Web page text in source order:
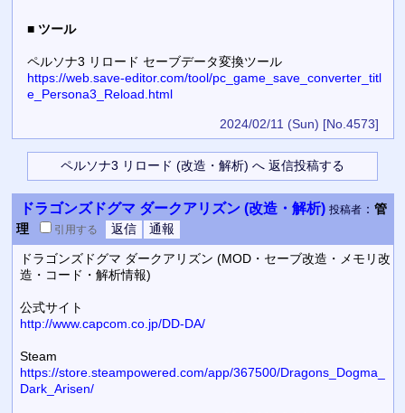
■ ツール
ペルソナ3 リロード セーブデータ変換ツール
https://web.save-editor.com/tool/pc_game_save_converter_titl
e_Persona3_Reload.html
2024/02/11 (Sun) [No.4573]
ドラゴンズドグマ ダークアリズン (改造・解析) 投稿者： 管
理
引用する
ドラゴンズドグマ ダークアリズン (MOD・セーブ改造・メモリ改
造・コード・解析情報)
公式サイト
http://www.capcom.co.jp/DD-DA/
Steam
https://store.steampowered.com/app/367500/Dragons_Dogma_
Dark_Arisen/